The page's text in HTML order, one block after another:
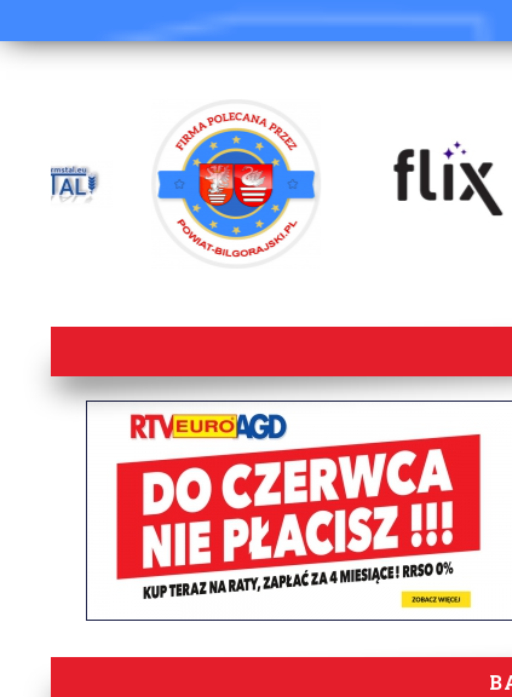
lorem ipsum